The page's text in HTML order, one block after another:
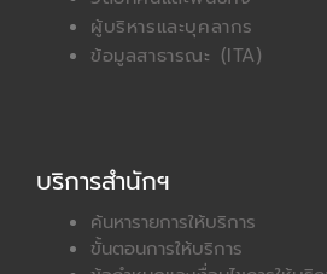
ผู้บริหารและบุคลากร
ข้อมูลสาธารณะ (ITA)
บริการสำนักฯ
ค้นหารายการให้บริการ
ขั้นตอนการให้บริการ